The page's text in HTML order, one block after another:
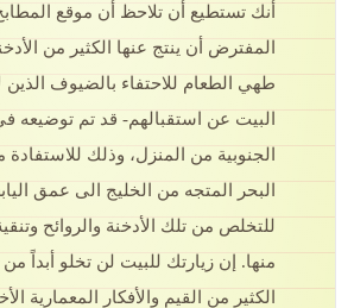
أنك تستطيع أن تلاحظ أن موقع
المفترض أن ينتج عنها الكثير من
طهي الطعام للاحتفاء بالضيوف الذين
البيت عن استقبالهم- قد تم توضيعه
الجنوبية من المنزل، وذلك
البحر المتجه من الخليج الى عمق
للتخلص من تلك الأدخنة والروائح
منها. إن زيارتك للبيت لن تخلو أبداً
الكثير من القيم والأفكار المعمارية